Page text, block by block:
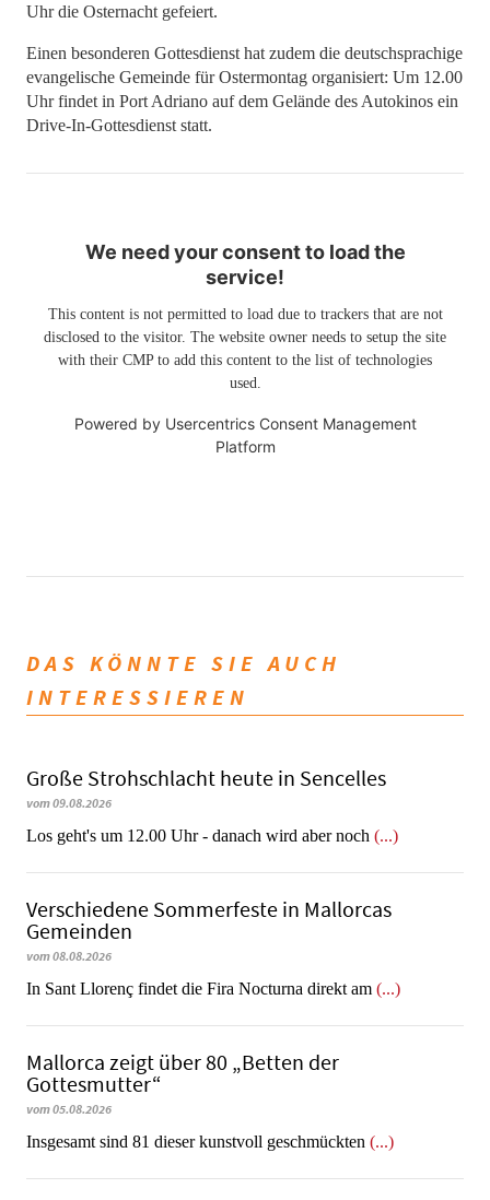
Uhr die Osternacht gefeiert.
Einen besonderen Gottesdienst hat zudem die deutschsprachige
evangelische Gemeinde für Ostermontag organisiert: Um 12.00
Uhr findet in Port Adriano auf dem Gelände des Autokinos ein
Drive-In-Gottesdienst statt.
We need your consent to load the
service!
This content is not permitted to load due to trackers that are not
disclosed to the visitor. The website owner needs to setup the site
with their CMP to add this content to the list of technologies
used.
Powered by Usercentrics Consent Management
Platform
DAS KÖNNTE SIE AUCH
INTERESSIEREN
Große Strohschlacht heute in Sencelles
vom 09.08.2026
Los geht's um 12.00 Uhr - danach wird aber noch (...)
Verschiedene Sommerfeste in Mallorcas
Gemeinden
vom 08.08.2026
In Sant Llorenç findet die Fira Nocturna direkt am (...)
Mallorca zeigt über 80 „Betten der
Gottesmutter“
vom 05.08.2026
Insgesamt sind 81 dieser kunstvoll geschmückten (...)